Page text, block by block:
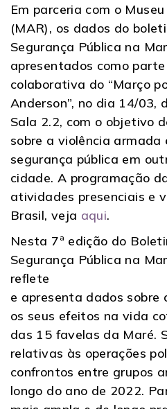
Em parceria com o
(MAR), os dados do
Segurança Pública na
apresentados como
colaborativa do “Março
Anderson”, no dia 14/03,
Sala 2.2, com o objetivo
sobre a violência armada
segurança pública em
cidade. A programação
atividades presenciais e
Brasil, veja aqui.
Nesta 7ª edição do
Segurança Pública na
reflete
e apresenta dados sobre
os seus efeitos na vida
das 15 favelas da Maré.
relativas às operações
confrontos entre grupos
longo do ano de 2022.